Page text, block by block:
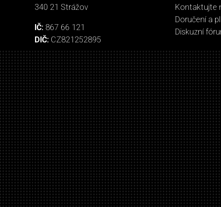
340 21 Strážov
IČ: 867 66 121
DIČ: CZ821252895
Kontaktujte
Doručení a
Diskuzní